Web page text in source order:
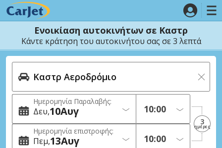
Ενοικίαση αυτοκινήτων σε Καστρ
Κάντε κράτηση του αυτοκινήτου σας σε 3 λεπτά
Ημερομηνία Παραλαβής:
Δευ 10Αυγ
Ημερομηνία επιστροφής:
Πεμ 13Αυγ
3
ημέρες